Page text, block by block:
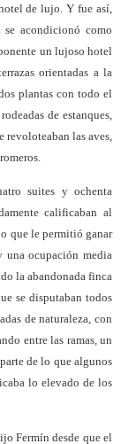
de lujo. Y fue así,
se acondicionó como
un lujoso hotel
orientadas a la
plantas con todo el
de estanques,
revoloteaban las aves,
suites y ochenta
calificaban al
que le permitió ganar
ocupación media
la abandonada finca
se disputaban todos
de naturaleza, con
entre las ramas, un
de lo que algunos
lo elevado de los
Fermín desde que el